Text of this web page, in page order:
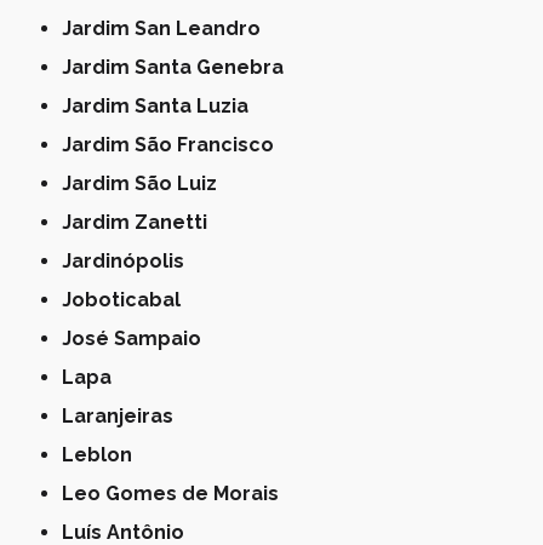
Jardim San Leandro
Jardim Santa Genebra
Jardim Santa Luzia
Jardim São Francisco
Jardim São Luiz
Jardim Zanetti
Jardinópolis
Joboticabal
José Sampaio
Lapa
Laranjeiras
Leblon
Leo Gomes de Morais
Luís Antônio